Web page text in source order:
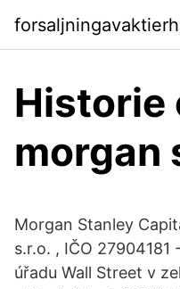
Historie
morgan
Morgan Stanley
s.r.o. , IČO
úřadu Wall Street v